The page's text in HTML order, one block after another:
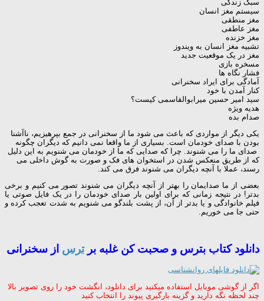
سبک زندگی
سیستم مغز انسان
مغز منطقی
مغز عاطفی
مغز خزنده
تشبیه مغز انسان به ویندوز
مغز در یک موقعیت جدید
مسخره بازی
فشار نگاه ها
آمادگی برای ایراد سخنرانی
کنار آمدن با خود
سید امیر حسین میرابوالقاسمی کیست؟
هدیه ویژه
صدام بده
یکی دیگر از مواردی که باعث می شود ما از سخنرانی در جمع بپرهیزیم، ناآشنا
بودن با صدای خودمان است. بسیاری از ما واقعا نمی دانیم که دیگران چگونه
صدای ما را می شنوند. چرا که صدایی که ما از خودمان می شنویم به این دلیل
که از طریق منعکس شدن در استخوان های فک و صورت به گوش داخلی می
رسند، عملا با آنچه دیگران می شنوند فرق می کند.
بعضی از ما صدایمان را بهتر از آنچه دیگران می شنوند تصور می کنیم و برخی
بدتر! در نتیجه زمانی که برای اولین بار صدای خودمان را در یک فایل صوتی یا
فیلم خانوادگی و یا بدتر از آن، از پشت بلندگو می شنویم به شدت تعجب کرده و
حتی جا می خوریم.
دانلود کتاب بترس و صحبت کن غلبه برترس از سخنرانی
اگر از گوشی موبایل استفاده میکنید برای دانلود، انگشت خود را روی تصویر بالا
چند لحظه نگه دارید و گزینه بارگیری پیوند را انتخاب کنید